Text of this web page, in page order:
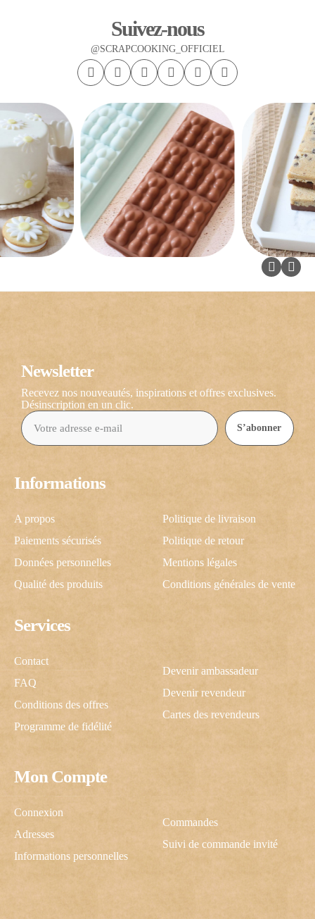
Suivez-nous
@SCRAPCOOKING_OFFICIEL
Mon Compte
Connexion
Adresses
Informations personnelles
Commandes
Suivi de commande invité
Services
Contact
FAQ
Conditions des offres
Programme de fidélité
Devenir ambassadeur
Devenir revendeur
Cartes des revendeurs
Informations
A propos
Paiements sécurisés
Données personnelles
Qualité des produits
Politique de livraison
Politique de retour
Mentions légales
Conditions générales de vente
Newsletter
Recevez nos nouveautés, inspirations et offres exclusives.
Désinscription en un clic.
S’abonner
C'est cadeau !
Une inscription, -10% pour vous !